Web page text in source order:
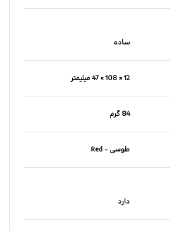
ساده
12 × 108 × 47 میلیمتر
84 گرم
طوسی - Red
دارد